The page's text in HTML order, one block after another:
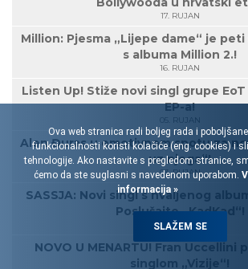
17. RUJAN
Million: Pjesma „Lijepe dame“ je
s albuma Million 2.!
16. RUJAN
Listen Up! Stiže novi singl grupe
EP-a!
05. RUJAN
Alen Đuras u emotivnom spotu za
uz njega“!
03. RUJAN
SASSJA: Novi singl s hvaljenog
Poslušajte „KadKad“!
30. KOLOVOZ
NOVO U MENARTU! Fran Uccellini
singlom „Vizije“!
Ova web stranica radi boljeg rada i poboljšane
funkcionalnosti koristi kolačiće (eng. cookies) i
tehnologije. Ako nastavite s pregledom stranice,
ćemo da ste suglasni s navedenom uporabom.
informacija »
SLAŽEM SE